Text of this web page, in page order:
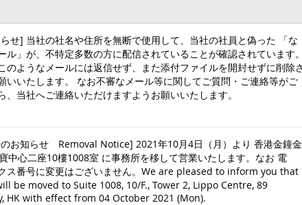
せ] 当社の社名や住所を無断で使用して、当社の社員と偽った 「な
ル」が、不特定多数の方に配信されていることが確認されています
のようなメールには返信せず、また添付ファイルを開封せずに削除
いいたします。 なお不審なメール等に関してご質問・ご連絡等がご
、当社へご連絡いただけますようお願いいたします。
お知らせ Removal Notice] 2021年10月4日（月）より 香港金鐘金
中心二座10樓1008室 に事務所を移して営業いたします。なお 電
ス番号に変更はございません。We are pleased to inform you that
be moved to Suite 1008, 10/F., Tower 2, Lippo Centre, 89
HK with effect from 04 October 2021 (Mon).